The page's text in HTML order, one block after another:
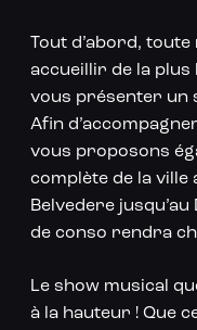
Tout d’abord,
accueillir de la plus
vous présenter un
Afin
vous proposons
complète de la ville
Belvedere
de conso rendra
Le show musical
à la hauteur ! Que